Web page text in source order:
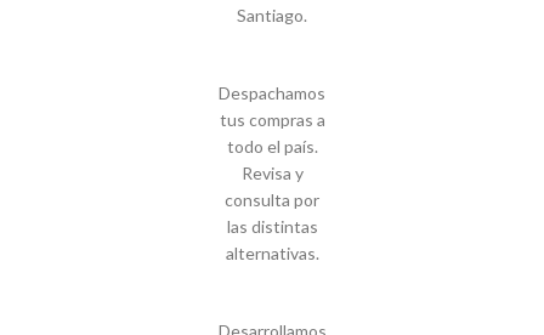
Santiago.
Despachamos
tus compras a
todo el país.
Revisa y
consulta por
las distintas
alternativas.
Desarrollamos